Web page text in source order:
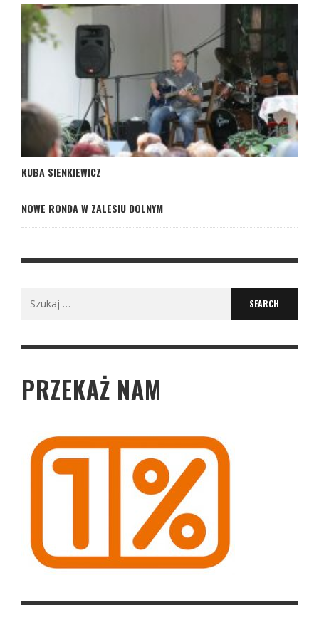
KUBA SIENKIEWICZ
NOWE RONDA W ZALESIU DOLNYM
PRZEKAŻ NAM